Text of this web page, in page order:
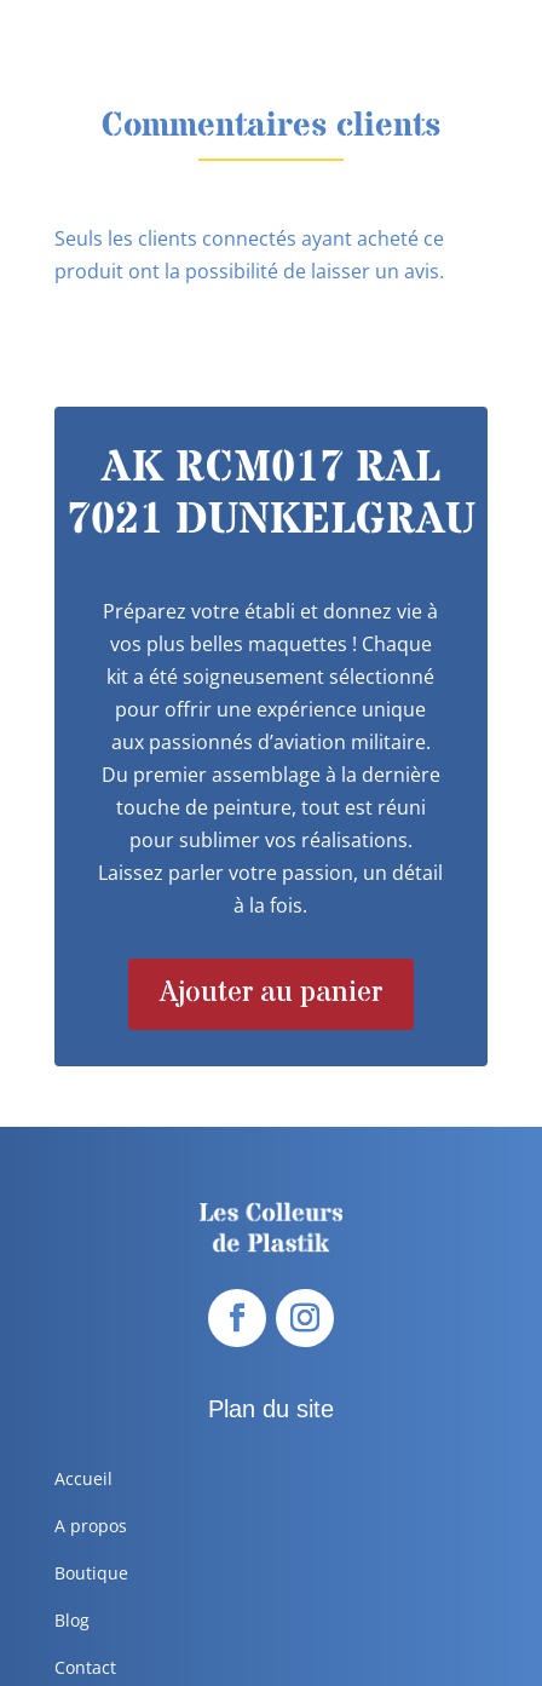
Commentaires clients
Seuls les clients connectés ayant acheté ce
produit ont la possibilité de laisser un avis.
AK RCM017 RAL
7021 DUNKELGRAU
Préparez votre établi et donnez vie à
vos plus belles maquettes ! Chaque
kit a été soigneusement sélectionné
pour offrir une expérience unique
aux passionnés d’aviation militaire.
Du premier assemblage à la dernière
touche de peinture, tout est réuni
pour sublimer vos réalisations.
Laissez parler votre passion, un détail
à la fois.
Ajouter au panier
Plan du site
Accueil
A propos
Boutique
Blog
Contact